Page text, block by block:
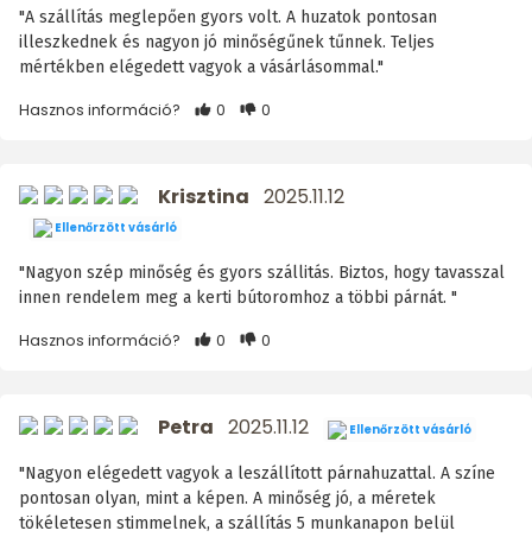
"A szállítás meglepően gyors volt. A huzatok pontosan
illeszkednek és nagyon jó minőségűnek tűnnek. Teljes
mértékben elégedett vagyok a vásárlásommal."
Hasznos információ? 0 0
Krisztina 2025.11.12
Ellenőrzött vásárló
"Nagyon szép minőség és gyors szállitás. Biztos, hogy tavasszal
innen rendelem meg a kerti bútoromhoz a többi párnát. "
Hasznos információ? 0 0
Petra 2025.11.12 Ellenőrzött vásárló
"Nagyon elégedett vagyok a leszállított párnahuzattal. A színe
pontosan olyan, mint a képen. A minőség jó, a méretek
tökéletesen stimmelnek, a szállítás 5 munkanapon belül